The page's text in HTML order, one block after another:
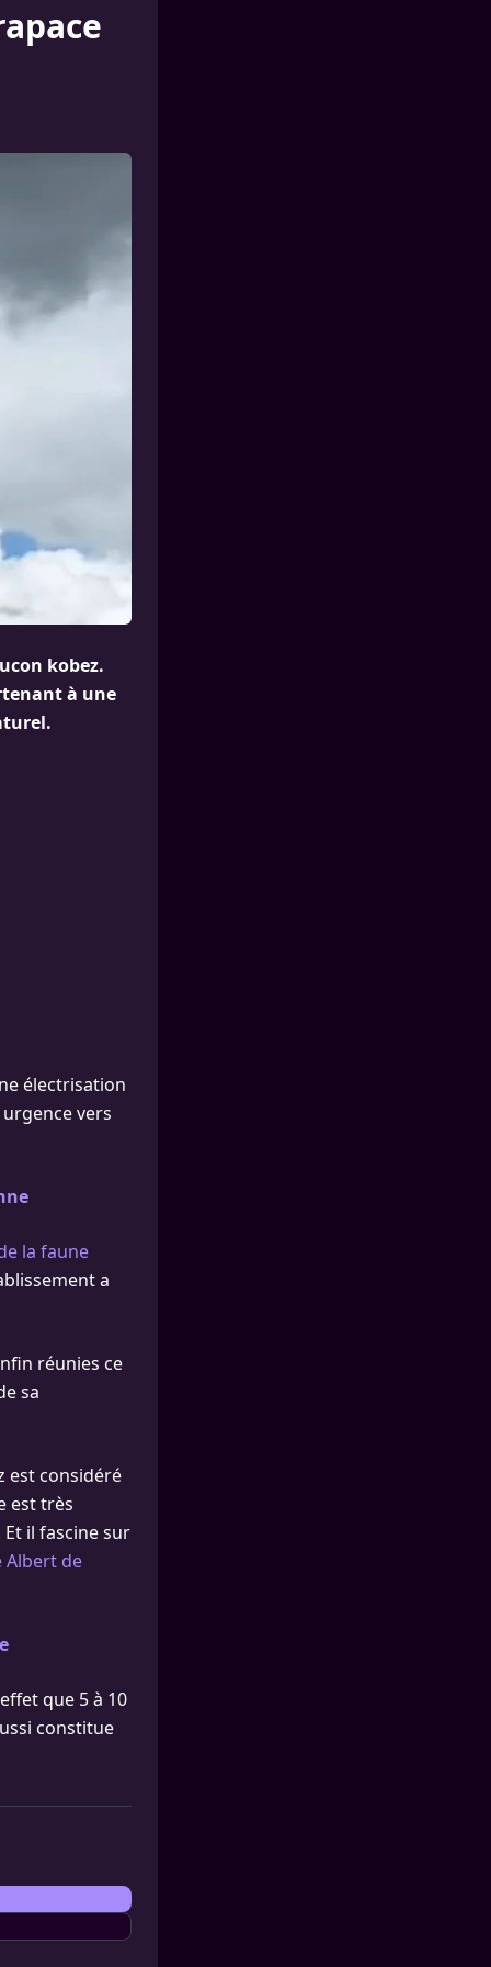
kobez.
à une
électrisation
vers
la faune
a
réunies ce
sa
est considéré
est très
il fascine sur
Albert de
que 5 à 10
constitue